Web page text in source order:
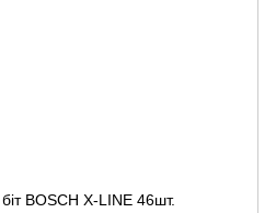
BOSCH X-LINE 46шт.